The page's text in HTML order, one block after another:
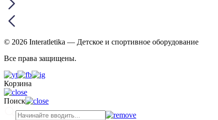
© 2026 Interatletika — Детское и спортивное оборудование
Все права защищены.
Корзина
Поиск